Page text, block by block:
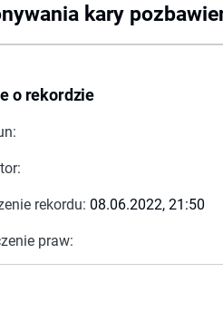
kary
o rekordzie
rekordu: 08.06.2022, 21:50
praw: